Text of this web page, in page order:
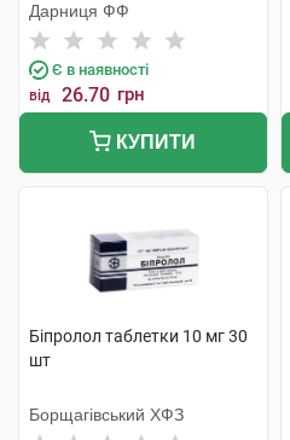
Дарниця ФФ
Є в наявності
від 26.70 грн
КУПИТИ
Біпролол таблетки 10 мг 30
шт
Борщагівський ХФЗ